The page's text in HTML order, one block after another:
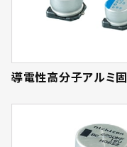
導電性高分子アルミ